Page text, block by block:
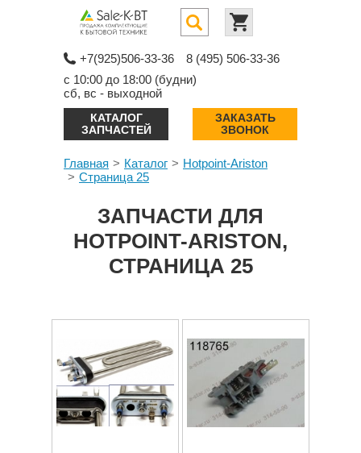
+7(925)506-33-36
8 (495) 506-33-36
с 10:00 до 18:00 (будни)
сб, вс - выходной
КАТАЛОГ
ЗАПЧАСТЕЙ
ЗАКАЗАТЬ
ЗВОНОК
Главная Каталог
Hotpoint-Ariston
Страница 25
ЗАПЧАСТИ ДЛЯ
HOTPOINT-ARISTON,
СТРАНИЦА 25